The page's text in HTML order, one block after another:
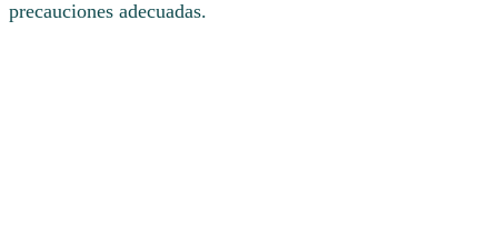
precauciones adecuadas.